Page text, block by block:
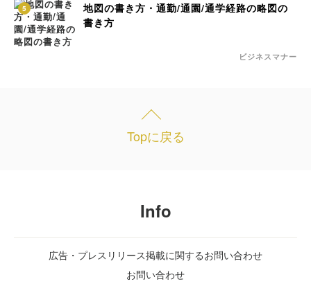
5
地図の書き方・通勤/通園/通学経路の略図の
書き方
ビジネスマナー
Topに戻る
Info
広告・プレスリリース掲載に関するお問い合わせ
お問い合わせ